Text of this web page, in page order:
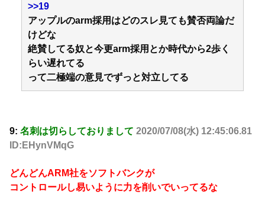
>>19
アップルのarm採用はどのスレ見ても賛否両論だ
けどな
絶賛してる奴と今更arm採用とか時代から2歩く
らい遅れてる
って二極端の意見でずっと対立してる
9: 名刺は切らしておりまして 2020/07/08(水) 12:45:06.81
ID:EHynVMqG
どんどんARM社をソフトバンクが
コントロールし易いように力を削いでいってるな